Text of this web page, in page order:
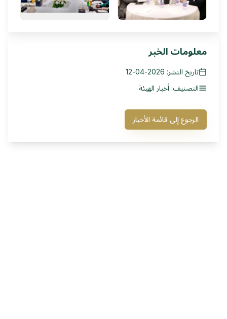
معلومات الخبر
تاريخ النشر: 2026-04-12
التصنيف: أخبار الهيئة
الرجوع إلى قائمة الأخبار